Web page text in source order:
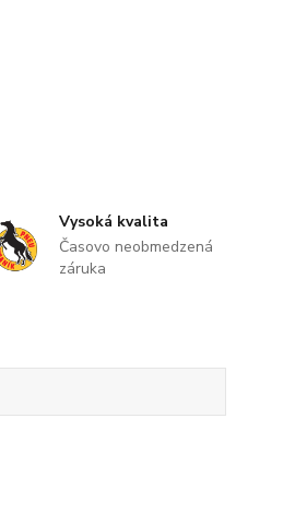
Vysoká kvalita
Časovo neobmedzená
záruka